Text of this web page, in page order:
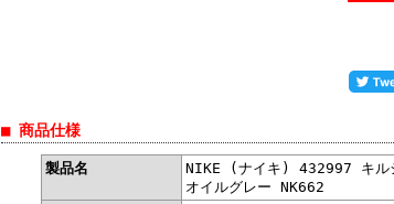
■ 商品仕様
製品名
NIKE (ナイキ) 432997 キル
オイルグレー NK662